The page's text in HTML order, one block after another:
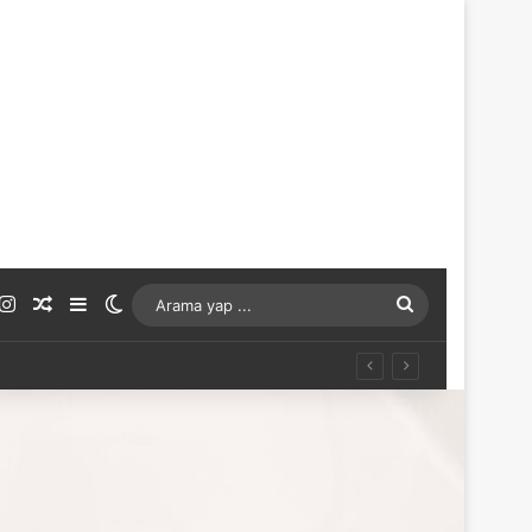
InstagramRastgele Makale
Kenar Bölmesi
Dış görünümü değiştir
...